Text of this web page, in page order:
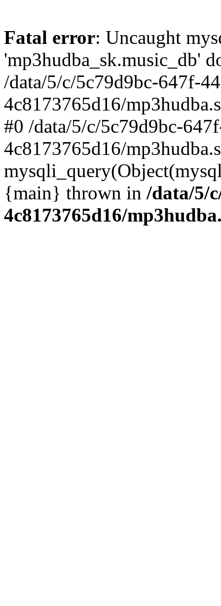
Fatal error: Uncaught
'mp3hudba_sk.music_db'
/data/5/c/5c79d9bc-647f-
4c8173765d16/
#0 /data/5/c/5c79d9bc-
4c8173765d16/
{main} thrown in /data/5/
4c8173765d16/